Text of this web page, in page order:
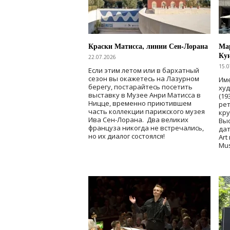
Краски Матисса, линии Сен-Лорана
22.07.2026
Если этим летом или в бархатный
сезон вы окажетесь на Лазурном
берегу, постарайтесь посетить
выставку в Музее Анри Матисса в
Ницце, временно приютившем
часть коллекции парижского музея
Ива Сен-Лорана. Два великих
француза никогда не встречались,
но их диалог состоялся!
Art